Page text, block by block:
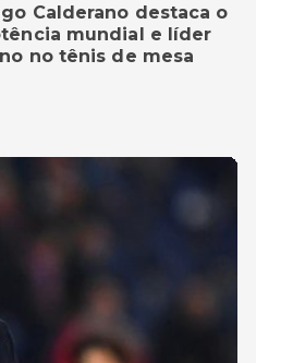
Calderano destaca o
mundial e líder
no tênis de mesa